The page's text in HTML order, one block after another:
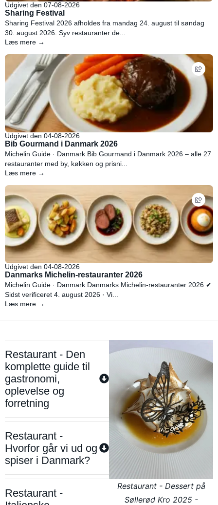
Udgivet den 07-08-2026
Sharing Festival
Sharing Festival 2026 afholdes fra mandag 24. august til søndag
30. august 2026. Syv restauranter de...
Læs mere →
Udgivet den 04-08-2026
Bib Gourmand i Danmark 2026
Michelin Guide · Danmark Bib Gourmand i Danmark 2026 – alle 27
restauranter med by, køkken og prisni...
Læs mere →
Udgivet den 04-08-2026
Danmarks Michelin-restauranter 2026
Michelin Guide · Danmark Danmarks Michelin-restauranter 2026 ✔
Sidst verificeret 4. august 2026 · Vi...
Læs mere →
Restaurant - Den
komplette guide til
gastronomi,
oplevelse og
forretning
Restaurant -
Hvorfor går vi ud og
spiser i Danmark?
Restaurant -
Restaurant - Dessert på
Søllerød Kro 2025 -